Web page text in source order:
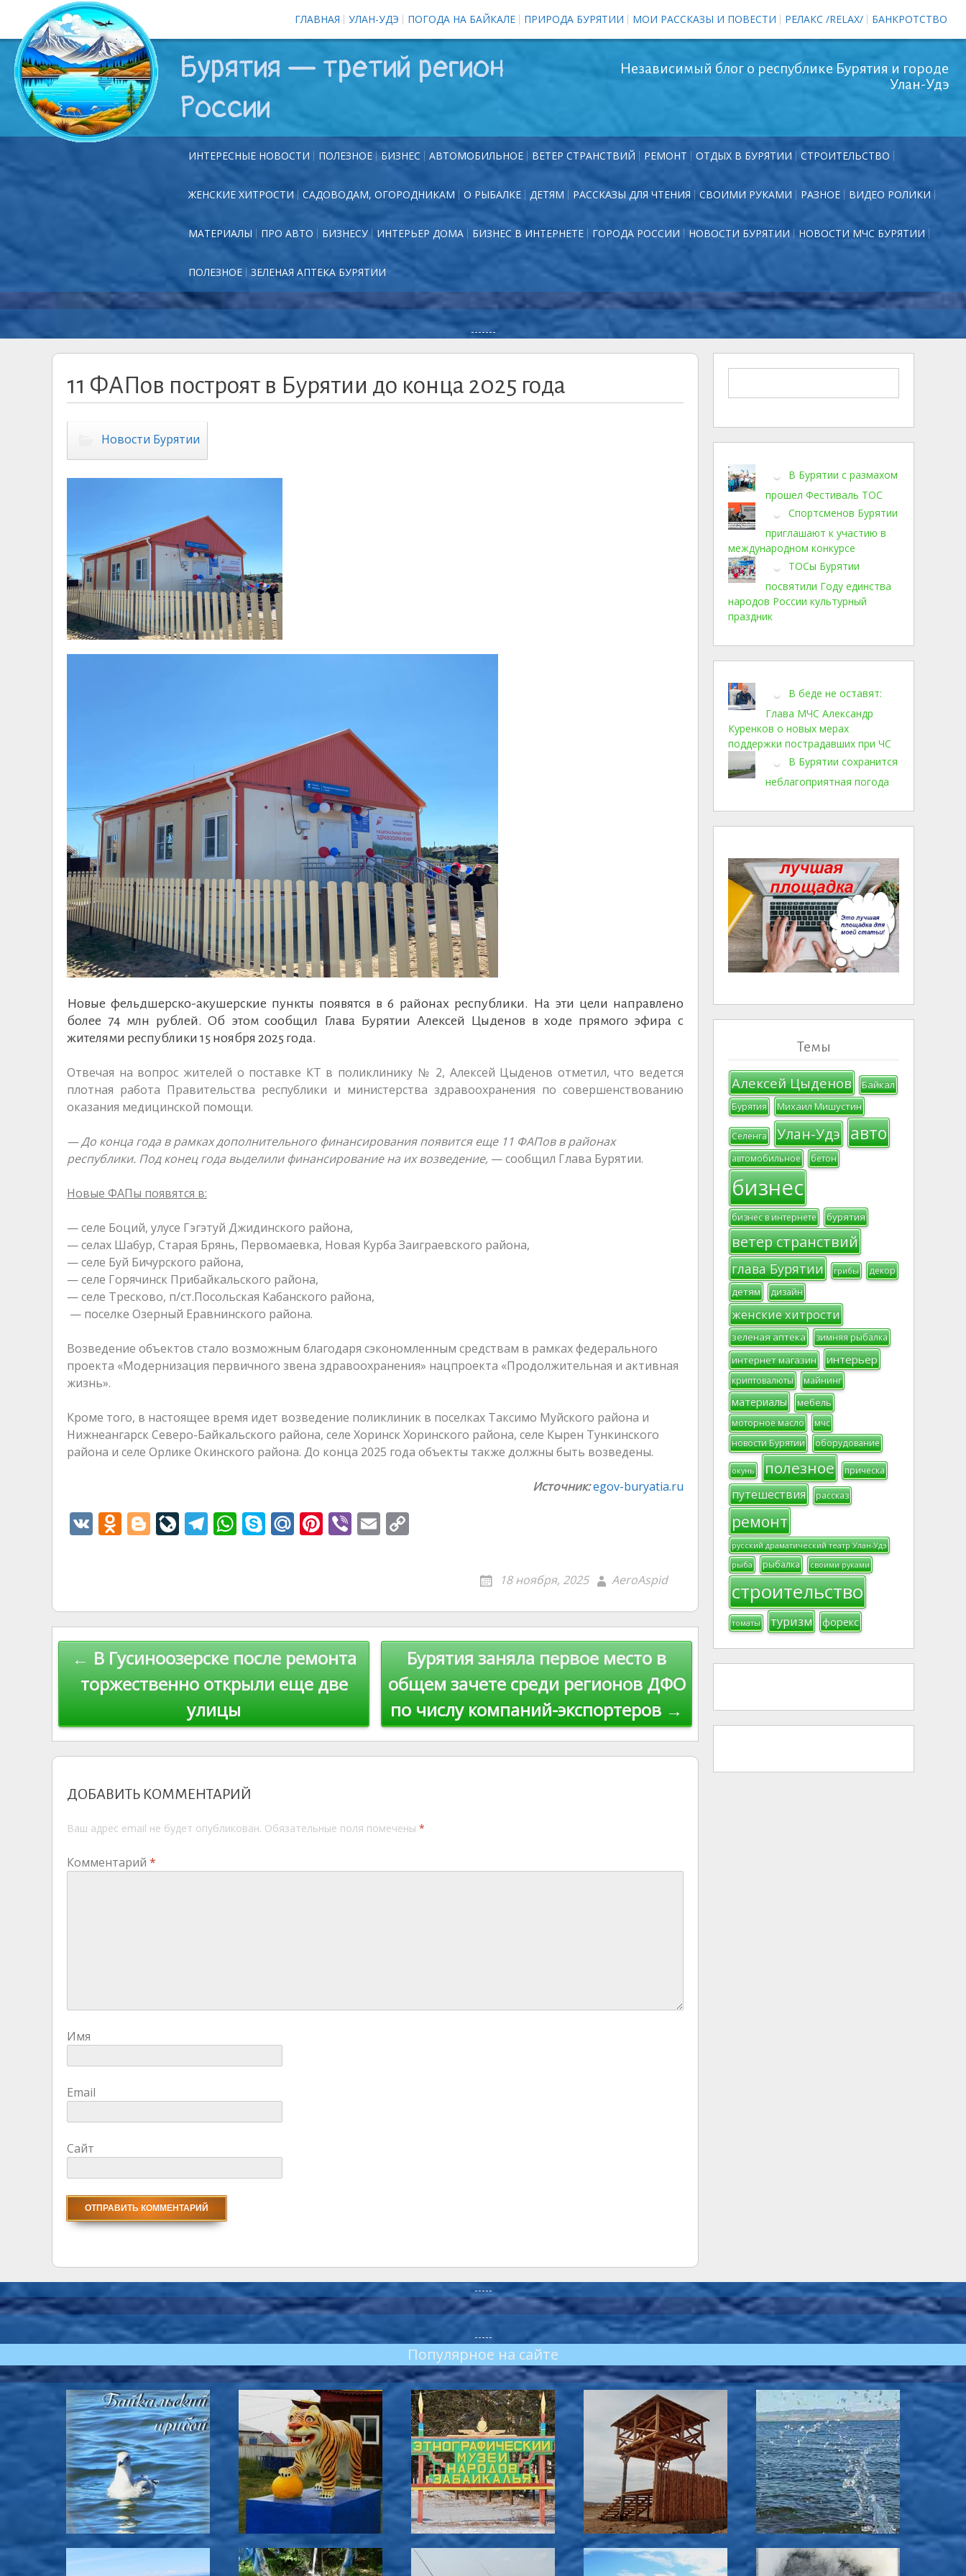
ГЛАВНАЯ УЛАН-УДЭ ПОГОДА НА БАЙКАЛЕ ПРИРОДА БУРЯТИИ МОИ РАССКАЗЫ И ПОВЕСТИ РЕЛАКС /RELAX/ БАНКРОТСТВО
Бурятия — третий регион
России
Независимый блог о республике Бурятия и городе
Улан-Удэ
ИНТЕРЕСНЫЕ НОВОСТИ ПОЛЕЗНОЕ БИЗНЕС АВТОМОБИЛЬНОЕ ВЕТЕР СТРАНСТВИЙ РЕМОНТ ОТДЫХ В БУРЯТИИ СТРОИТЕЛЬСТВО
ЖЕНСКИЕ ХИТРОСТИ САДОВОДАМ, ОГОРОДНИКАМ О РЫБАЛКЕ ДЕТЯМ РАССКАЗЫ ДЛЯ ЧТЕНИЯ СВОИМИ РУКАМИ РАЗНОЕ ВИДЕО РОЛИКИ
МАТЕРИАЛЫ ПРО АВТО БИЗНЕСУ ИНТЕРЬЕР ДОМА БИЗНЕС В ИНТЕРНЕТЕ ГОРОДА РОССИИ НОВОСТИ БУРЯТИИ НОВОСТИ МЧС БУРЯТИИ
ПОЛЕЗНОЕ ЗЕЛЕНАЯ АПТЕКА БУРЯТИИ
-------
11 ФАПов построят в Бурятии до конца 2025 года
Новости Бурятии
Новые фельдшерско-акушерские пункты появятся в 6 районах республики. На эти цели направлено
более 74 млн рублей. Об этом сообщил Глава Бурятии Алексей Цыденов в ходе прямого эфира с
жителями республики 15 ноября 2025 года.
Отвечая на вопрос жителей о поставке КТ в поликлинику № 2, Алексей Цыденов отметил, что ведется
плотная работа Правительства республики и министерства здравоохранения по совершенствованию
оказания медицинской помощи.
— До конца года в рамках дополнительного финансирования появится еще 11 ФАПов в районах
республики. Под конец года выделили финансирование на их возведение, — сообщил Глава Бурятии.
Новые ФАПы появятся в:
— селе Боций, улусе Гэгэтуй Джидинского района,
— селах Шабур, Старая Брянь, Первомаевка, Новая Курба Заиграевского района,
— селе Буй Бичурского района,
— селе Горячинск Прибайкальского района,
— селе Тресково, п/ст.Посольская Кабанского района,
— поселке Озерный Еравнинского района.
Возведение объектов стало возможным благодаря сэкономленным средствам в рамках федерального
проекта «Модернизация первичного звена здравоохранения» нацпроекта «Продолжительная и активная
жизнь».
Кроме того, в настоящее время идет возведение поликлиник в поселках Таксимо Муйского района и
Нижнеангарск Северо-Байкальского района, селе Хоринск Хоринского района, селе Кырен Тункинского
района и селе Орлике Окинского района. До конца 2025 года объекты также должны быть возведены.
Источник:egov-buryatia.ru
V O
kl
as
s
ni
ki
Bl
er
Li
u
r
n
al
T
a
m
W
A
p
p
S
e
M
u
Pi
st
Vi E
Li
n
k
18 ноября, 2025 AeroAspid
Навигация
по
записям
Бурятия заняла первое место в
общем зачете среди регионов ДФО
по числу компаний-экспортеров →
← В Гусиноозерске после ремонта
торжественно открыли еще две
улицы
ДОБАВИТЬ КОММЕНТАРИЙ
Ваш адрес email не будет опубликован. Обязательные поля помечены *
Комментарий *
Имя
Email
Сайт
В Бурятии с размахом
прошел Фестиваль ТОС
Спортсменов Бурятии
приглашают к участию в
международном конкурсе
ТОСы Бурятии
посвятили Году единства
народов России культурный
праздник
В беде не оставят:
Глава МЧС Александр
Куренков о новых мерах
поддержки пострадавших при ЧС
В Бурятии сохранится
неблагоприятная погода
Темы
Алексей Цыденов Байкал
Бурятия Михаил Мишустин
Селенга Улан-Удэ авто
автомобильное бетон
бизнес
бизнес в интернете бурятия
ветер странствий
глава Бурятии грибы декор
детям дизайн
женские хитрости
зеленая аптека зимняя рыбалка
интернет магазин интерьер
криптовалюты майнинг
материалы мебель
моторное масло
мчс
новости Бурятии
оборудование
окунь полезное прическа
путешествия рассказ
ремонт
русский драматический театр Улан-Удэ
рыба
рыбалка своими руками
строительство
томаты туризм форекс
-----
-----
Популярное на сайте